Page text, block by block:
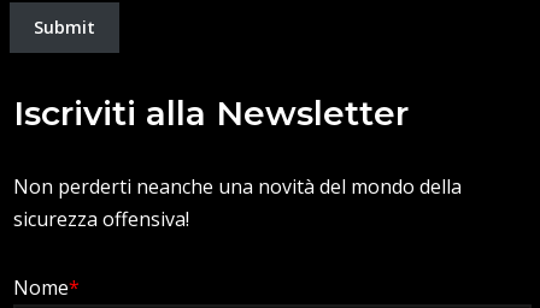
Submit
Iscriviti alla Newsletter
Non perderti neanche una novità del mondo della
sicurezza offensiva!
Nome*